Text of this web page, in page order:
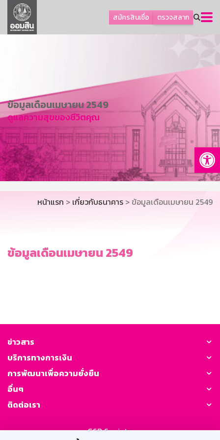
สมัครสินเชื่อ ตรวจสลาก
ลูกค้าธุรกิจ
ลูกค้าผู้ประกอบรายย่อย
การพัฒนาที่ยั่งยืน
ข่าวสาร
บริการทางการเงิน
อื่นๆ
ติดต่อเรา
บริการออนไลน์
TH
EN
ข้อมูลเดือนเมษายน 2549
ดูแลความสุขของชีวิตคุณ
หน้าแรก > เกี่ยวกับธนาคาร > ข้อมูลเดือนเมษายน 2549
ข้อมูลเดือนเมษายน 2549
ข่าวสาร
บริการทางการเงิน
การพัฒนาเพื่อความยั่งยืน
อื่นๆ
ติดต่อเรา
GSB Society: